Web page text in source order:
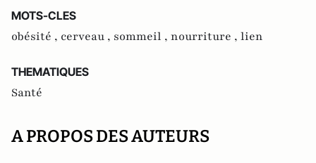
MOTS-CLES
obésité , cerveau , sommeil , nourriture , lien
THEMATIQUES
Santé
A PROPOS DES AUTEURS